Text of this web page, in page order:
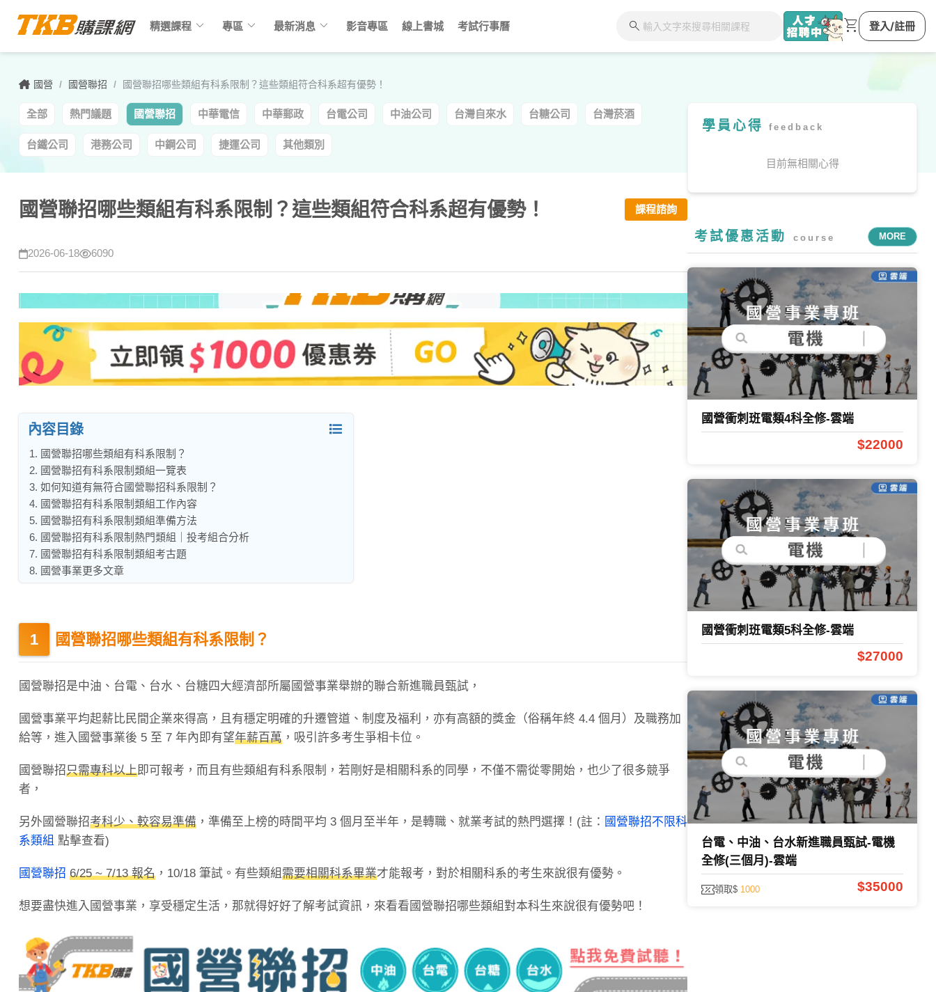
國營 / 國營聯招 / 國營聯招哪些類組有科系限制？這些類組符合科系超有優勢！
全部 熱門議題 國營聯招 中華電信 中華郵政 台電公司 中油公司 台灣自來水 台糖公司 台灣菸酒
台鐵公司 港務公司 中鋼公司 捷運公司 其他類別
國營聯招哪些類組有科系限制？這些類組符合科系超有優勢！ 課程諮詢
2026-06-18 6090
內容目錄
1. 國營聯招哪些類組有科系限制？
2. 國營聯招有科系限制類組一覽表
3. 如何知道有無符合國營聯招科系限制？
4. 國營聯招有科系限制類組工作內容
5. 國營聯招有科系限制類組準備方法
6. 國營聯招有科系限制熱門類組｜投考組合分析
7. 國營聯招有科系限制類組考古題
8. 國營事業更多文章
國營聯招哪些類組有科系限制？
國營聯招是中油、台電、台水、台糖四大經濟部所屬國營事業舉辦的聯合新進職員甄試，
國營事業平均起薪比民間企業來得高，且有穩定明確的升遷管道、制度及福利，亦有高額的獎金（俗稱年終 4.4 個月）及職務加
給等，進入國營事業後 5 至 7 年內即有望年薪百萬 ，吸引許多考生爭相卡位。
國營聯招只需專科以上即可報考，而且有些類組有科系限制，若剛好是相關科系的同學，不僅不需從零開始，也少了很多競爭
者，
另外國營聯招考科少、較容易準備 ，準備至上榜的時間平均 3 個月至半年，是轉職、就業考試的熱門選擇！(註： 國營聯招不限科
系類組 點擊查看)
國營聯招 6/25 ~ 7/13 報名 ，10/18 筆試。有些類組需要相關科系畢業才能報考，對於相關科系的考生來說很有優勢。
想要盡快進入國營事業，享受穩定生活，那就得好好了解考試資訊，來看看國營聯招哪些類組對本科生來說很有優勢吧！
學員心得 feedback
目前無相關心得
考試優惠活動 course MORE
國營衝刺班電類4科全修-雲端
$22000
國營衝刺班電類5科全修-雲端
$27000
台電、中油、台水新進職員甄試-電機
全修(三個月)-雲端
領取$ 1000 $35000
精選課程 keyboard_arrow_down 專區 keyboard_arrow_down 最新消息 keyboard_arrow_down 影音專區 線上書城 考試行事曆 search shopping_cart 登入/註冊